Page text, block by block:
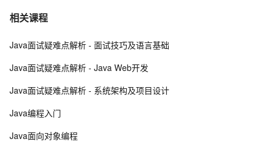
7 java 中的多线程   内部类实现 数据共享 和 Runnable实
8 如何提高 Java 高并发程序的性能？
10Eclipse+Jboss报java.lang.OutOfMemoryError：
相关课程
Java面试疑难点解析 - 面试技巧及语言基础
Java面试疑难点解析 - Java Web开发
Java面试疑难点解析 - 系统架构及项目设计
Java编程入门
Java面向对象编程